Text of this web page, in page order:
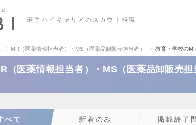
若手ハイキャリアのスカウト転職
MR（医薬情報担当者）・MS（医薬品卸販売担当者） 教育・学校の
（医薬情報担当者）・MS（医薬品卸販売
べて 新着のみ 掲載終了